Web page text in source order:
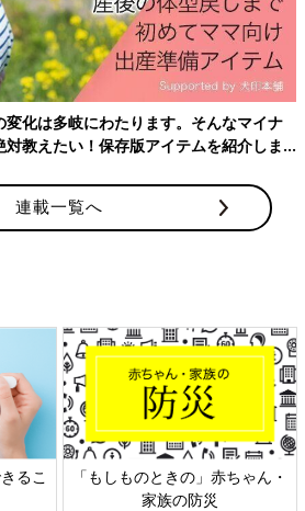
」
の購入品です。セールで480円ほどで
まとめ買いしたとのこと！H&Mのセー
て、お得にまとめ買いするのも良いで
なのがH&Mキッズ・ベビーの夏アイテ
特にサラッと着れちゃうセットアップはこ
のおしゃれコーデには欠かせません♪ 今回
キッズ・ベビーで人気のセットアップを
介します。
ではのおしゃれなデザインで、セール
得ですよね！500円以下に値下げしてい
チプラ価格です。ぜひみなさんもH&M
してみてくださいね！
化は多岐にわたります。そんなマイナ
教えたい！保存版アイテムを紹介しま
連載一覧へ
るこ
「もしものときの」赤ちゃん・
家族の防災